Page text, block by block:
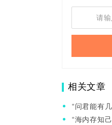
相关文章
“问君能有
东流”这首
“海内存知